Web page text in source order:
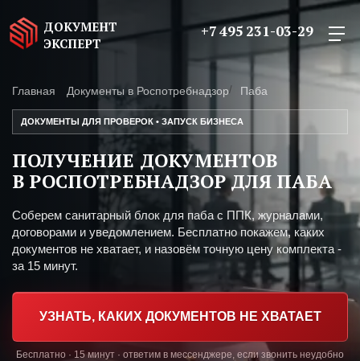
ДОКУМЕНТ
ЭКСПЕРТ
+7 495 231-03-29
Главная Документы в Роспотребнадзор Паба
ДОКУМЕНТЫ ДЛЯ ПРОВЕРОК • ЗАПУСК БИЗНЕСА
ПОЛУЧЕНИЕ ДОКУМЕНТОВ
В РОСПОТРЕБНАДЗОР ДЛЯ ПАБА
Соберем санитарный блок для паба с ППК, журналами,
договорами и уведомлением. Бесплатно покажем, каких
документов не хватает, и назовём точную цену комплекта -
за 15 минут.
УЗНАТЬ, КАКИХ ДОКУМЕНТОВ НЕ ХВАТАЕТ
Бесплатно · 15 минут · ответим в мессенджере, если звонить неудобно